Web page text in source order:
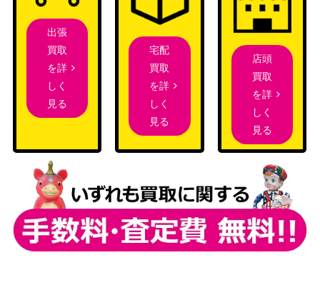
出張
買取
を詳
しく
見る
宅配
買取
を詳
しく
見る
店頭
買取
を詳
しく
見る